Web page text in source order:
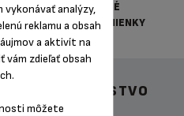
VŠEOBECNÉ
OBCHDNÉ PODMIENKY
PRÍSLUŠENSTVO
vykonávať analýzy,
reklamu a obsah
a aktivít na
zdieľať obsah
môžete